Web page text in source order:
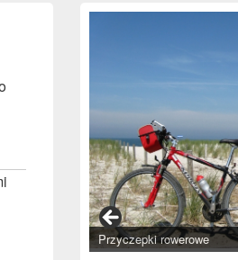
Primary
Przyczepki rowerowe